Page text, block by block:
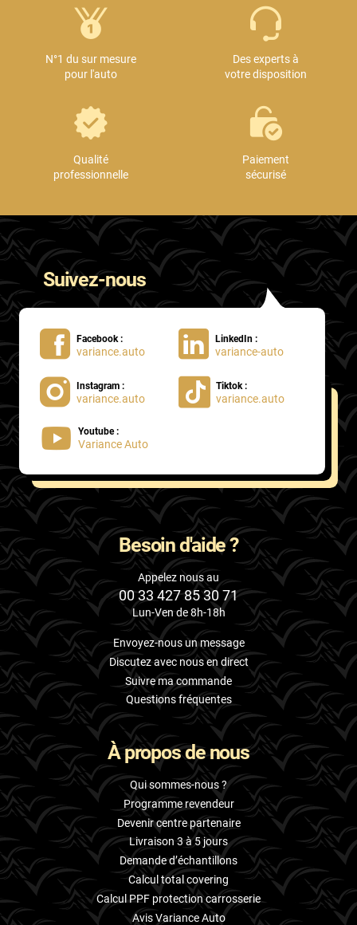
N°1 du sur mesure
pour l'auto
Des experts à
votre disposition
Qualité
professionnelle
Paiement
sécurisé
Suivez-nous
Facebook :
variance.auto
LinkedIn :
variance-auto
Instagram :
variance.auto
Tiktok :
variance.auto
Youtube :
Variance Auto
Besoin d'aide ?
Appelez nous au
00 33 427 85 30 71
Lun-Ven de 8h-18h
Envoyez-nous un message
Discutez avec nous en direct
Suivre ma commande
Questions fréquentes
À propos de nous
Qui sommes-nous ?
Programme revendeur
Devenir centre partenaire
Livraison 3 à 5 jours
Demande d’échantillons
Calcul total covering
Calcul PPF protection carrosserie
Avis Variance Auto